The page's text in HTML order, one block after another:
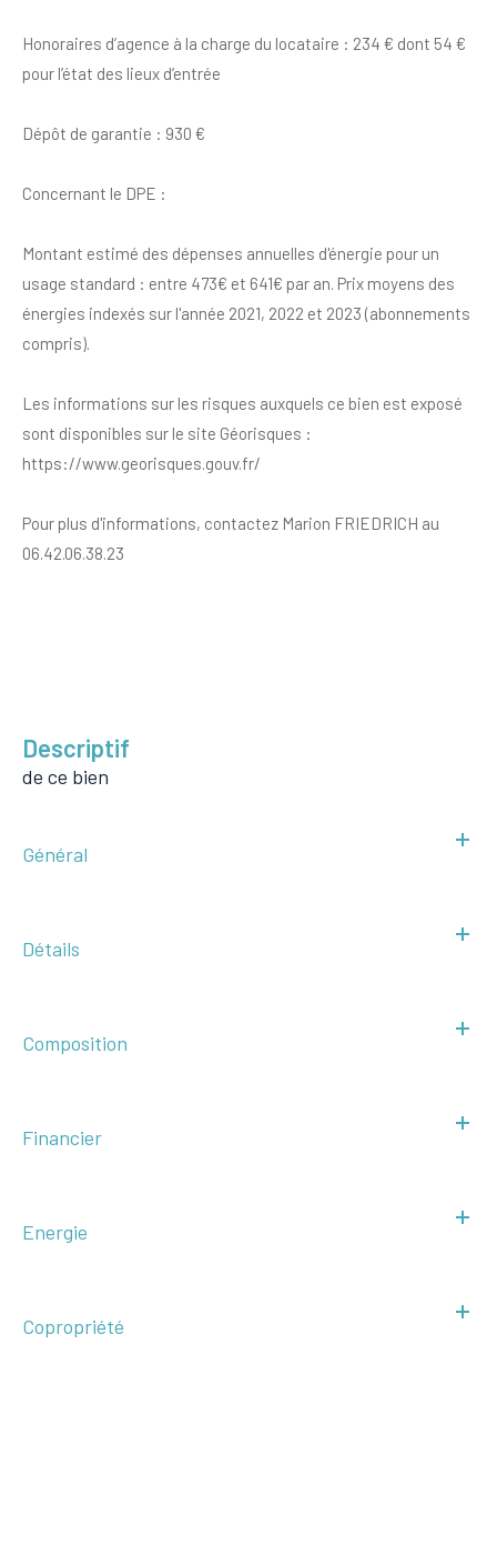
Honoraires d’agence à la charge du locataire : 234 € dont 54 €
pour l’état des lieux d’entrée
Dépôt de garantie : 930 €
Concernant le DPE :
Montant estimé des dépenses annuelles d'énergie pour un
usage standard : entre 473€ et 641€ par an. Prix moyens des
énergies indexés sur l'année 2021, 2022 et 2023 (abonnements
compris).
Les informations sur les risques auxquels ce bien est exposé
sont disponibles sur le site Géorisques :
https://www.georisques.gouv.fr/
Pour plus d'informations, contactez Marion FRIEDRICH au
06.42.06.38.23
descriptif
de ce bien
Général
Détails
Composition
Financier
Energie
Copropriété